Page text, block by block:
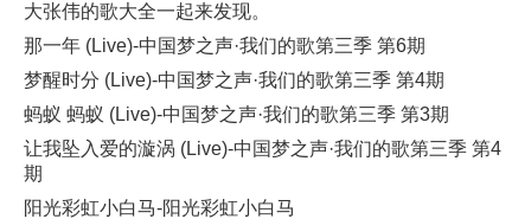
大张伟的歌大全一起来发现。
那一年 (Live)-中国梦之声·我们的歌第三季 第6期
梦醒时分 (Live)-中国梦之声·我们的歌第三季 第4期
蚂蚁 蚂蚁 (Live)-中国梦之声·我们的歌第三季 第3期
让我坠入爱的漩涡 (Live)-中国梦之声·我们的歌第三季 第4
期
阳光彩虹小白马-阳光彩虹小白马